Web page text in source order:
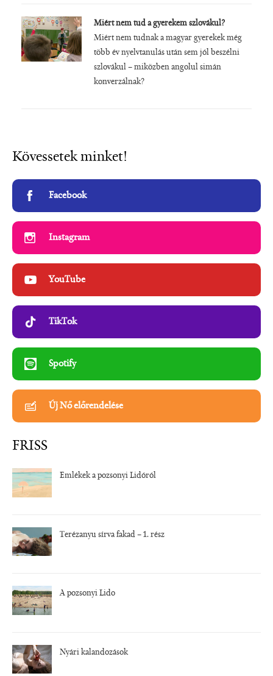
Miért nem tud a gyerekem szlovákul?
Miért nem tudnak a magyar gyerekek még
több év nyelvtanulás után sem jól beszélni
szlovákul – miközben angolul simán
konverzálnak?
Kövessetek minket!
Facebook
Instagram
YouTube
TikTok
Spotify
Új Nő előrendelése
FRISS
Emlékek a pozsonyi Lidóról
Terézanyu sírva fakad – 1. rész
A pozsonyi Lido
Nyári kalandozások